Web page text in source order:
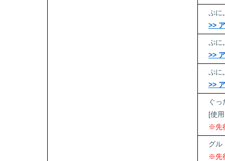
ぷに
>>
ぷに
>>
ぷに
>>
ぐ
[使
※先
グル
※先